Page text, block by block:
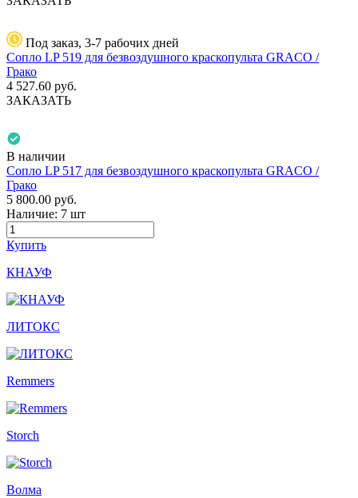
Под заказ, 3-7 рабочих дней
Сопло LP 519 для безвоздушного краскопульта GRACO /
Грако
4 527.60 руб.
ЗАКАЗАТЬ
В наличии
Сопло LP 517 для безвоздушного краскопульта GRACO /
Грако
5 800.00 руб.
Наличие: 7 шт
Купить
КНАУФ
ЛИТОКС
Remmers
Storch
Волма